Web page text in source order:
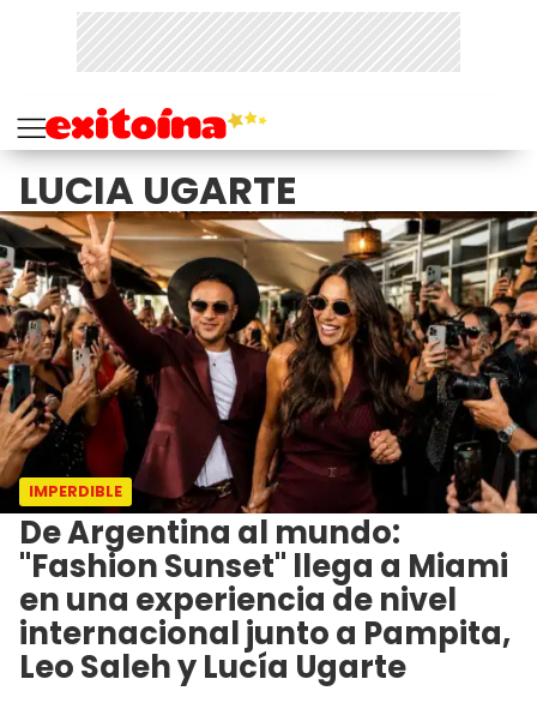
LUCIA UGARTE
IMPERDIBLE
De Argentina al mundo:
"Fashion Sunset" llega a Miami
en una experiencia de nivel
internacional junto a Pampita,
Leo Saleh y Lucía Ugarte